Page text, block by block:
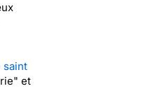
saint
et